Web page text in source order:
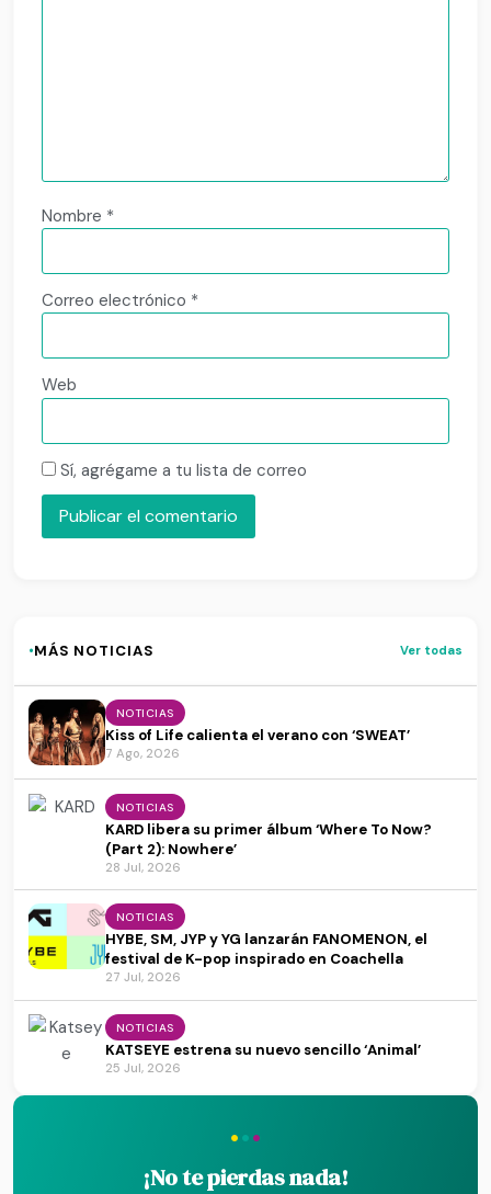
Nombre *
Correo electrónico *
Web
Sí, agrégame a tu lista de correo
·MÁS NOTICIAS Ver todas
NOTICIAS
Kiss of Life calienta el verano con ‘SWEAT’
7 Ago, 2026
NOTICIAS
KARD libera su primer álbum ‘Where To Now?
(Part 2): Nowhere’
28 Jul, 2026
NOTICIAS
HYBE, SM, JYP y YG lanzarán FANOMENON, el
festival de K-pop inspirado en Coachella
27 Jul, 2026
NOTICIAS
KATSEYE estrena su nuevo sencillo ‘Animal’
25 Jul, 2026
···
¡No te pierdas nada!